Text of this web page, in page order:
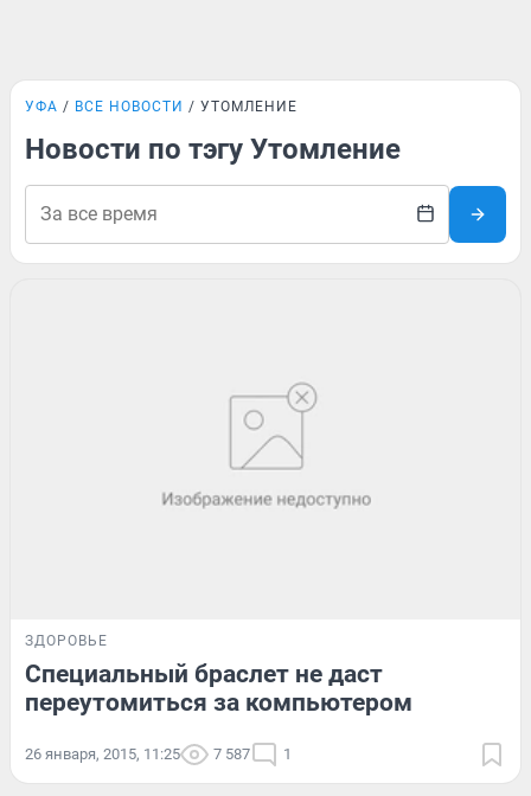
УФА ВСЕ НОВОСТИ УТОМЛЕНИЕ
Новости по тэгу Утомление
ЗДОРОВЬЕ
Специальный браслет не даст
переутомиться за компьютером
26 января, 2015, 11:25 7 587 1